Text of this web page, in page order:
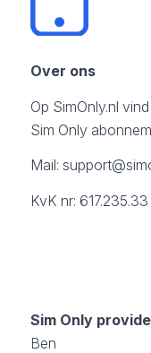
Over ons
Op SimOnly.nl
Sim Only
Mail:
KvK nr:
Sim Only
Ben